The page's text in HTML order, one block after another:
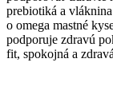
prebiotiká a
o omega mastné
podporuje zdravú
fit, spokojná a